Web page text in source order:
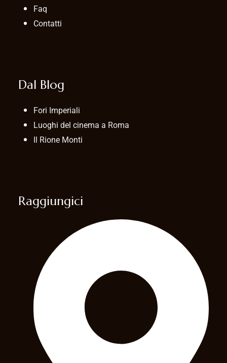
Faq
Contatti
Dal Blog
Fori Imperiali
Luoghi del cinema a Roma
Il Rione Monti
Raggiungici